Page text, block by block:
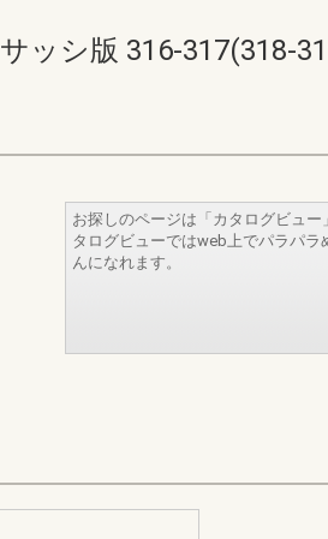
ッシ版 316-317(318-
お探しのページは「カタログビュ
タログビューではweb上でパラパラ
んになれます。